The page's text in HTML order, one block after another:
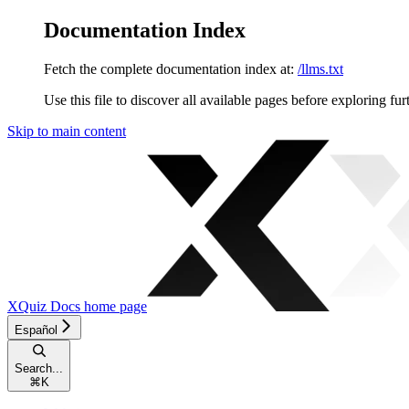
Documentation Index
Fetch the complete documentation index at: /llms.txt
Use this file to discover all available pages before exploring
Skip to main content
XQuiz Docs home page
Español
Search...
⌘ K